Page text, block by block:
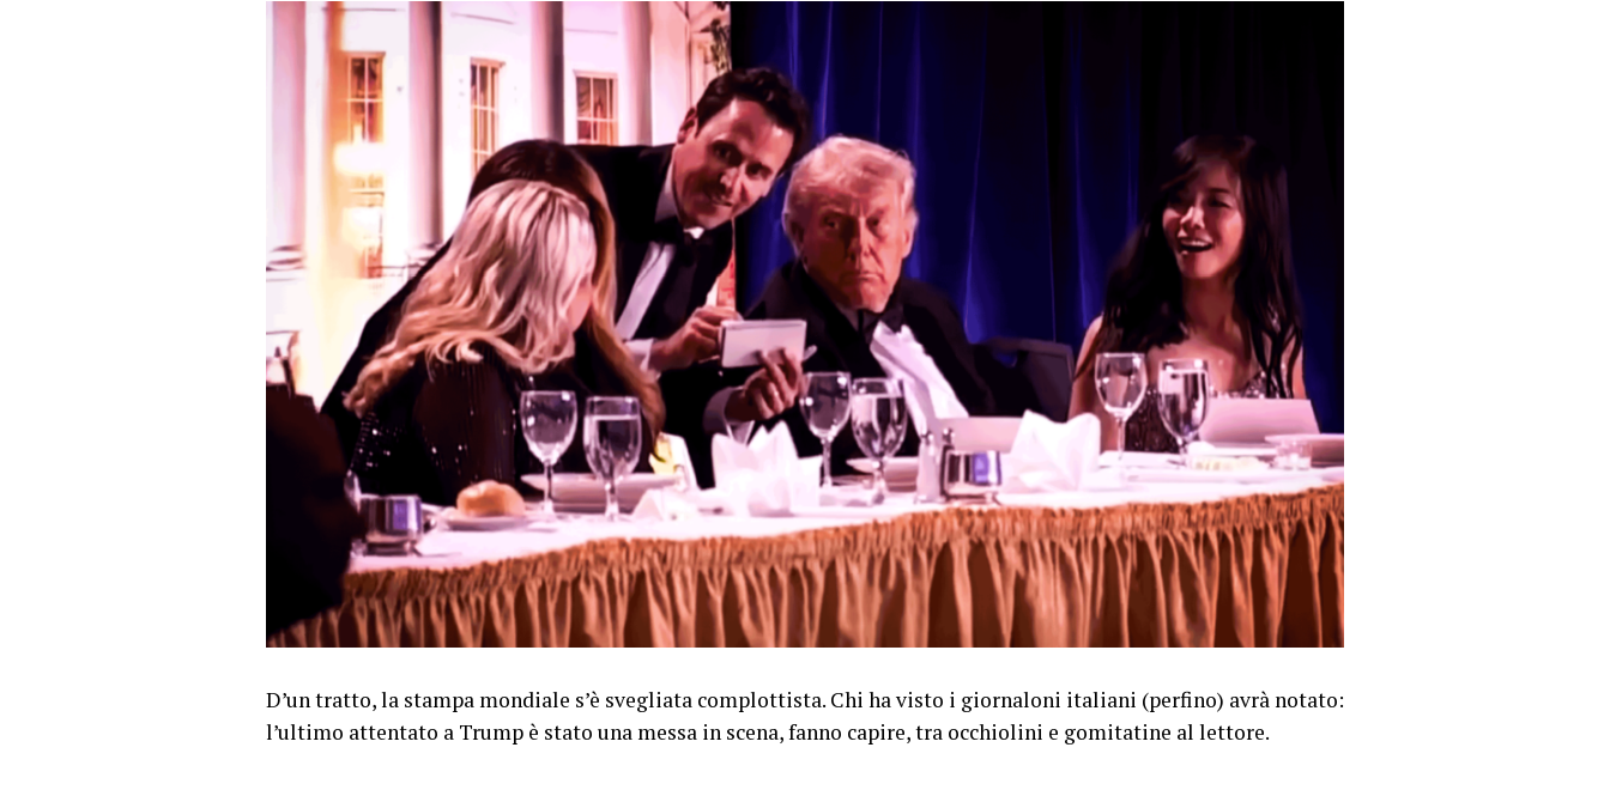
D’un tratto, la stampa mondiale s’è svegliata complottista. Chi ha visto i giornaloni italiani (perfino) avrà notato:
l’ultimo attentato a Trump è stato una messa in scena, fanno capire, tra occhiolini e gomitatine al lettore.